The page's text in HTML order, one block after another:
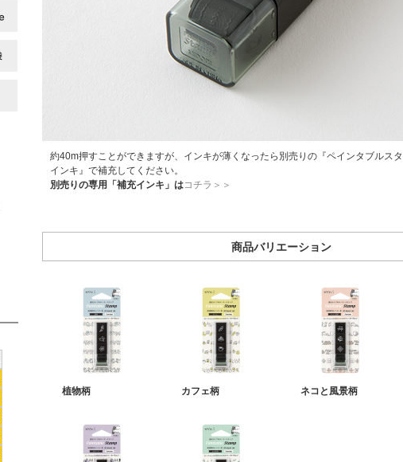
約40m押すことができますが、インキが薄くなったら別売りの『ペインタブルス
インキ』で補充してください。
別売りの専用「補充インキ」はコチラ＞＞
商品バリエーション
植物柄 カフェ柄 ネコと風景柄